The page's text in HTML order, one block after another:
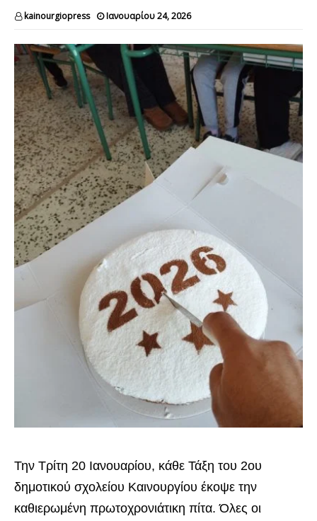
kainourgiopress Ιανουαρίου 24, 2026
Την Τρίτη 20 Ιανουαρίου, κάθε Τάξη του 2ου
δημοτικού σχολείου Καινουργίου έκοψε την
καθιερωμένη πρωτοχρονιάτικη πίτα. Όλες οι